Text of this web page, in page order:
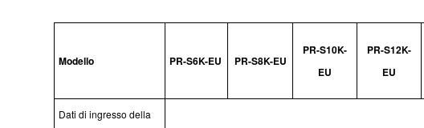
Modello PR-S6K-EU PR-S8K-EU
PR-S10K-
EU
PR-S12K-
EU
Dati di ingresso della